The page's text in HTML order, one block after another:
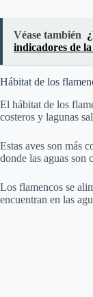
Véase también
indicadores de
Hábitat de los
El hábitat de los
costeros y lagunas
Estas aves son más
donde las aguas son
Los flamencos se
encuentran en las